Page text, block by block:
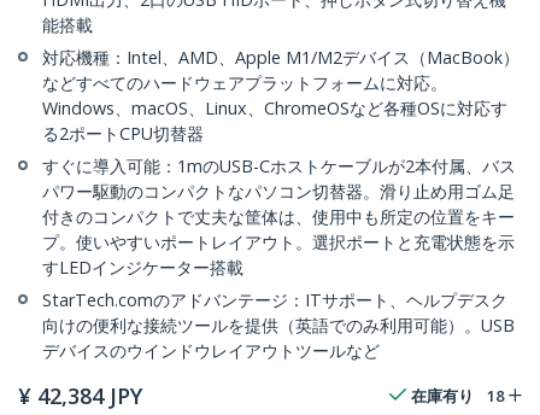
能搭載
対応機種：Intel、AMD、Apple M1/M2デバイス（MacBook）
などすべてのハードウェアプラットフォームに対応。
Windows、macOS、Linux、ChromeOSなど各種OSに対応す
る2ポートCPU切替器
すぐに導入可能：1mのUSB-Cホストケーブルが2本付属、バス
パワー駆動のコンパクトなパソコン切替器。滑り止め用ゴム足
付きのコンパクトで丈夫な筐体は、使用中も所定の位置をキー
プ。使いやすいポートレイアウト。選択ポートと充電状態を示
すLEDインジケーター搭載
StarTech.comのアドバンテージ：ITサポート、ヘルプデスク
向けの便利な接続ツールを提供（英語でのみ利用可能）。USB
デバイスのウインドウレイアウトツールなど
¥ 42,384 JPY 在庫有り 18